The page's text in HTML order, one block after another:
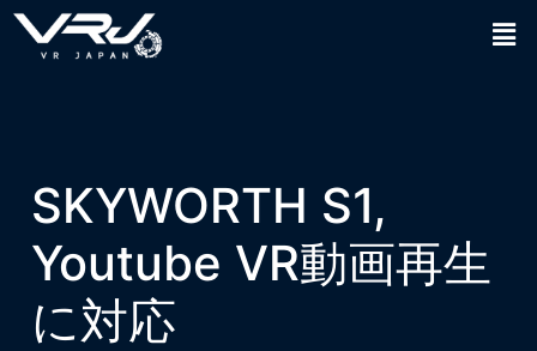
SKYWORTH S1,
Youtube VR動画再生
に対応